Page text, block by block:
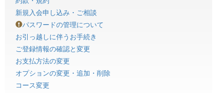
新規入会申し込み・ご相談
パスワードの管理について
お引っ越しに伴うお手続き
ご登録情報の確認と変更
お支払方法の変更
オプションの変更・追加・削除
コース変更